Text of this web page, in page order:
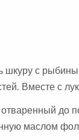
с
Вместе с
маслом